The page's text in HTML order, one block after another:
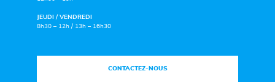
JEUDI / VENDREDI
8h30 – 12h / 13h – 16h30
CONTACTEZ-NOUS